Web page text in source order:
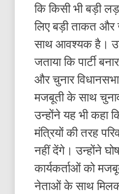
कि किसी भी बड़ी
लिए बड़ी ताकत
साथ आवश्यक है।
जताया कि पार्टी
और चुनार
मजबूती के साथ
उन्होंने यह भी कहा
मंत्रियों की तरह
नहीं देंगे। उन्होंने
कार्यकर्ताओं को
नेताओं के साथ